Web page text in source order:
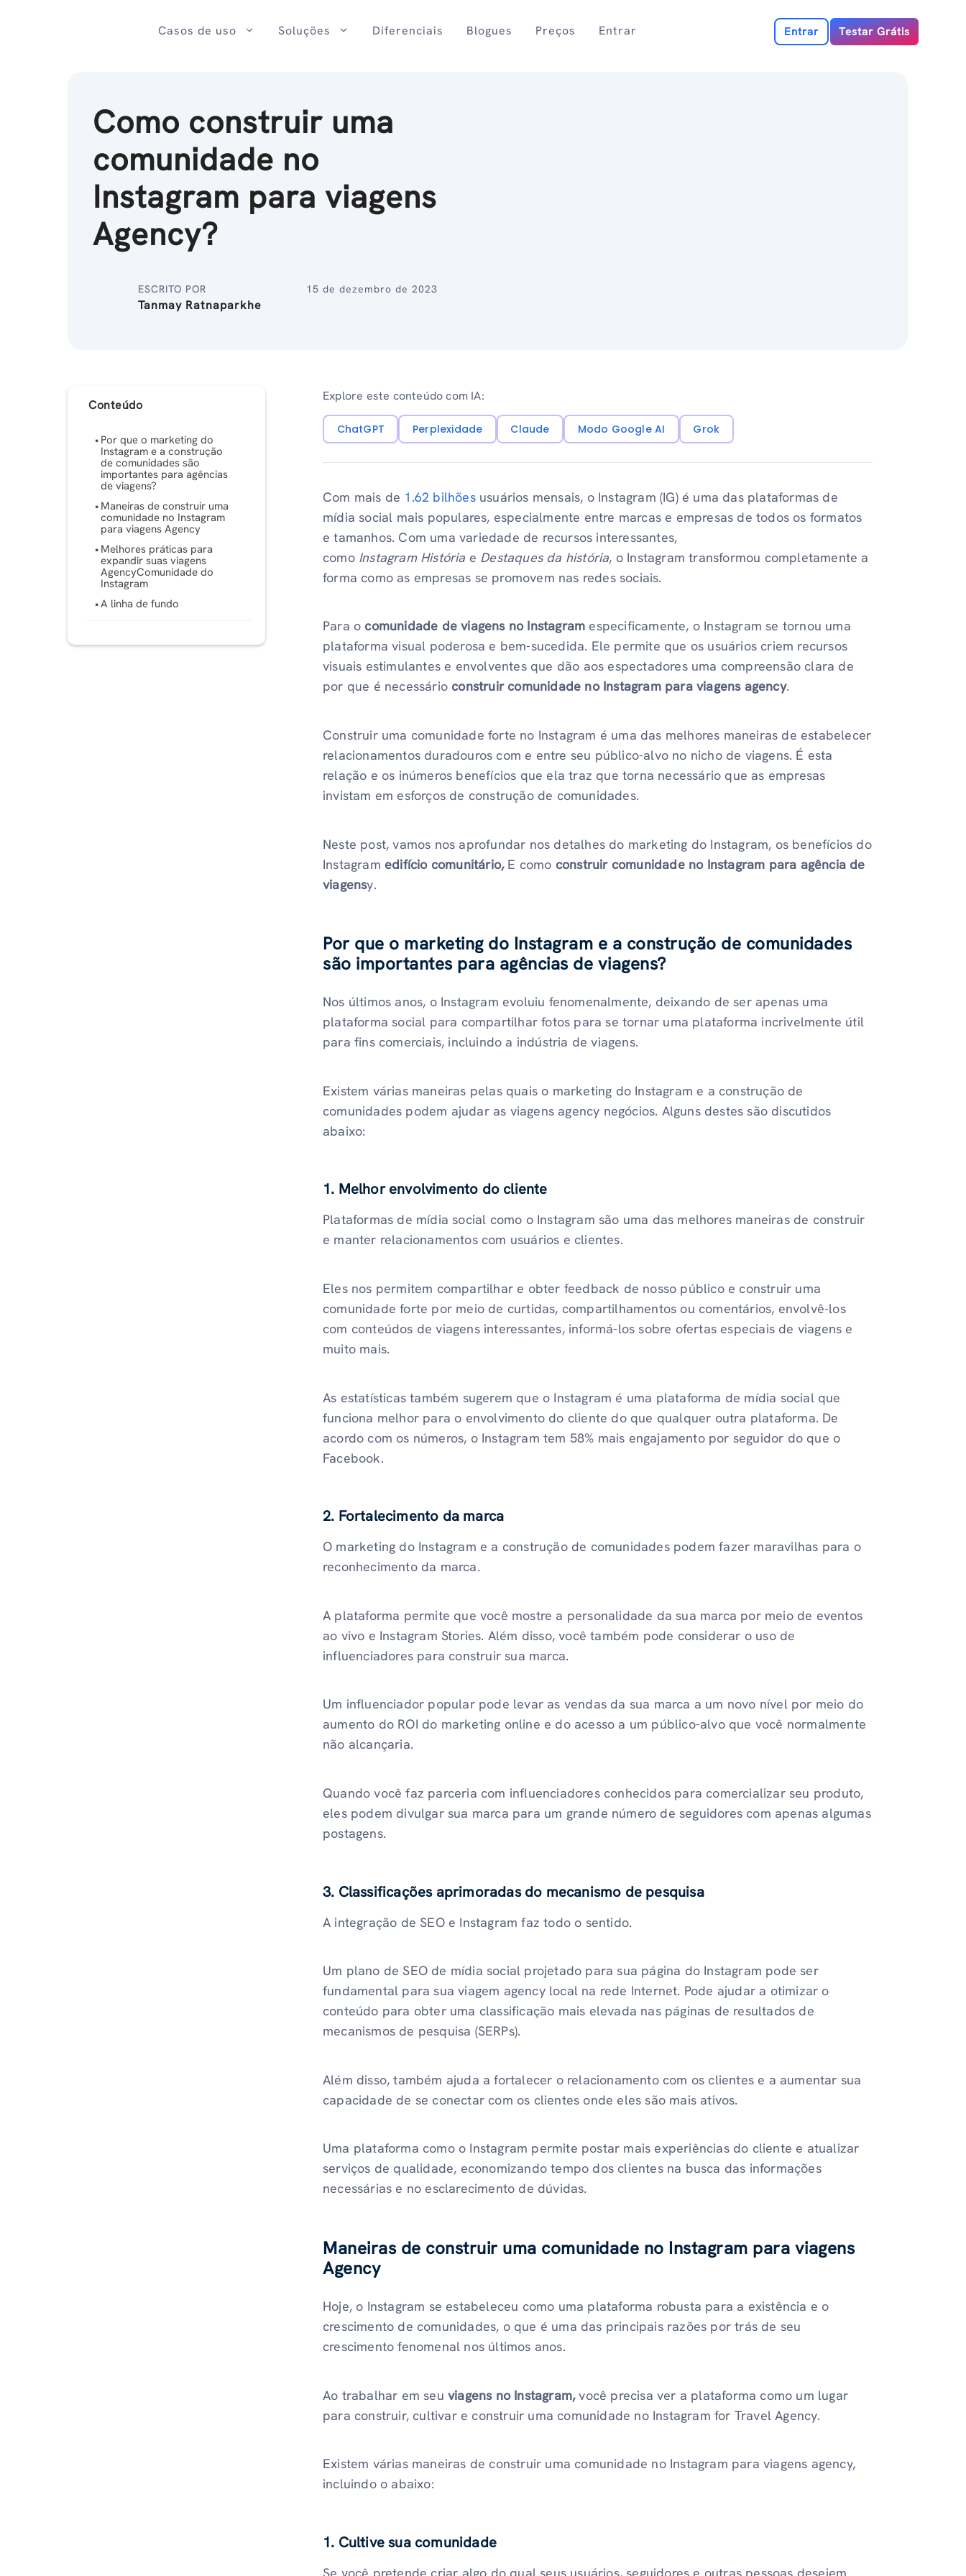
Casos de uso Soluções Diferenciais Blogues Preços Entrar Entrar Testar Grátis
Como construir uma
comunidade no
Instagram para viagens
Agency?
ESCRITO POR
Tanmay Ratnaparkhe
15 de dezembro de 2023
Conteúdo
Por que o marketing do
Instagram e a construção
de comunidades são
importantes para agências
de viagens?
Maneiras de construir uma
comunidade no Instagram
para viagens Agency
Melhores práticas para
expandir suas viagens
AgencyComunidade do
Instagram
A linha de fundo
Explore este conteúdo com IA:
ChatGPT Perplexidade Claude Modo Google AI Grok
Com mais de 1.62 bilhõesusuários mensais, o Instagram (IG) é uma das plataformas de
mídia social mais populares, especialmente entre marcas e empresas de todos os formatos
e tamanhos. Com uma variedade de recursos interessantes,
como Instagram História e Destaques da história, o Instagram transformou completamente a
forma como as empresas se promovem nas redes sociais.
Para o comunidade de viagens no Instagram especificamente, o Instagram se tornou uma
plataforma visual poderosa e bem-sucedida. Ele permite que os usuários criem recursos
visuais estimulantes e envolventes que dão aos espectadores uma compreensão clara de
por que é necessário construir comunidade no Instagram para viagens agency.
Construir uma comunidade forte no Instagram é uma das melhores maneiras de estabelecer
relacionamentos duradouros com e entre seu público-alvo no nicho de viagens. É esta
relação e os inúmeros benefícios que ela traz que torna necessário que as empresas
invistam em esforços de construção de comunidades.
Neste post, vamos nos aprofundar nos detalhes do marketing do Instagram, os benefícios do
Instagram edifício comunitário, E como construir comunidade no Instagram para agência de
viagensy.
Por que o marketing do Instagram e a construção de comunidades
são importantes para agências de viagens?
Nos últimos anos, o Instagram evoluiu fenomenalmente, deixando de ser apenas uma
plataforma social para compartilhar fotos para se tornar uma plataforma incrivelmente útil
para fins comerciais, incluindo a indústria de viagens.
Existem várias maneiras pelas quais o marketing do Instagram e a construção de
comunidades podem ajudar as viagens agency negócios. Alguns destes são discutidos
abaixo:
1. Melhor envolvimento do cliente
Plataformas de mídia social como o Instagram são uma das melhores maneiras de construir
e manter relacionamentos com usuários e clientes.
Eles nos permitem compartilhar e obter feedback de nosso público e construir uma
comunidade forte por meio de curtidas, compartilhamentos ou comentários, envolvê-los
com conteúdos de viagens interessantes, informá-los sobre ofertas especiais de viagens e
muito mais.
As estatísticas também sugerem que o Instagram é uma plataforma de mídia social que
funciona melhor para o envolvimento do cliente do que qualquer outra plataforma. De
acordo com os números, o Instagram tem 58% mais engajamento por seguidor do que o
Facebook.
2. Fortalecimento da marca
O marketing do Instagram e a construção de comunidades podem fazer maravilhas para o
reconhecimento da marca.
A plataforma permite que você mostre a personalidade da sua marca por meio de eventos
ao vivo e Instagram Stories. Além disso, você também pode considerar o uso de
influenciadores para construir sua marca.
Um influenciador popular pode levar as vendas da sua marca a um novo nível por meio do
aumento do ROI do marketing online e do acesso a um público-alvo que você normalmente
não alcançaria.
Quando você faz parceria com influenciadores conhecidos para comercializar seu produto,
eles podem divulgar sua marca para um grande número de seguidores com apenas algumas
postagens.
3. Classificações aprimoradas do mecanismo de pesquisa
A integração de SEO e Instagram faz todo o sentido.
Um plano de SEO de mídia social projetado para sua página do Instagram pode ser
fundamental para sua viagem agency local na rede Internet. Pode ajudar a otimizar o
conteúdo para obter uma classificação mais elevada nas páginas de resultados de
mecanismos de pesquisa (SERPs).
Além disso, também ajuda a fortalecer o relacionamento com os clientes e a aumentar sua
capacidade de se conectar com os clientes onde eles são mais ativos.
Uma plataforma como o Instagram permite postar mais experiências do cliente e atualizar
serviços de qualidade, economizando tempo dos clientes na busca das informações
necessárias e no esclarecimento de dúvidas.
Maneiras de construir uma comunidade no Instagram para viagens
Agency
Hoje, o Instagram se estabeleceu como uma plataforma robusta para a existência e o
crescimento de comunidades, o que é uma das principais razões por trás de seu
crescimento fenomenal nos últimos anos.
Ao trabalhar em seuviagens no Instagram,você precisa ver a plataforma como um lugar
para construir, cultivar e construir uma comunidade no Instagram for Travel Agency.
Existem várias maneiras de construir uma comunidade no Instagram para viagens agency,
incluindo o abaixo:
1. Cultive sua comunidade
Se você pretende criar algo do qual seus usuários, seguidores e outras pessoas desejem